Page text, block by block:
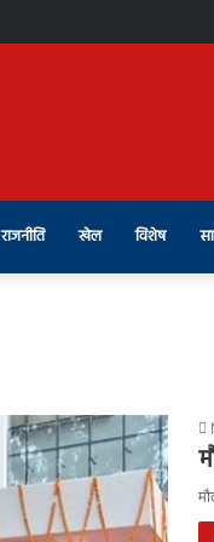
राजनीति खेल विशेष